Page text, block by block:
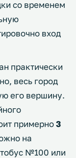
со временем
вход
практически
весь город
его вершину.
примерно3
на
№100 или